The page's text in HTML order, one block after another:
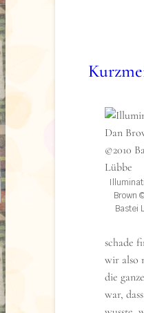
Brown
Bastei
schade
wir also
die
war,